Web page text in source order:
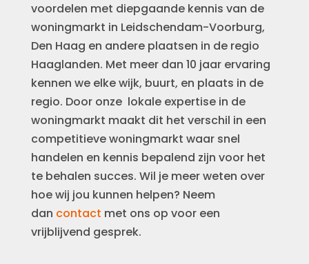
voordelen met diepgaande kennis van de
woningmarkt in Leidschendam-Voorburg,
Den Haag en andere plaatsen in de regio
Haaglanden. Met meer dan 10 jaar ervaring
kennen we elke wijk, buurt, en plaats in de
regio. Door onze lokale expertise in de
woningmarkt maakt dit het verschil in een
competitieve woningmarkt waar snel
handelen en kennis bepalend zijn voor het
te behalen succes. Wil je meer weten over
hoe wij jou kunnen helpen? Neem
dan contact met ons op voor een
vrijblijvend gesprek.